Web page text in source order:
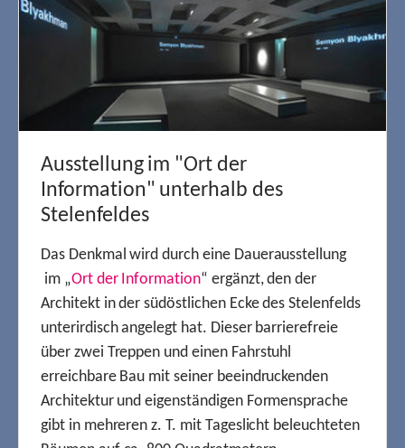
Ausstellung im "Ort der
Information" unterhalb des
Stelenfeldes
Das Denkmal wird durch eine Dauerausstellung
im „Ort der Information“ ergänzt, den der
Architekt in der südöstlichen Ecke des Stelenfelds
unterirdisch angelegt hat. Dieser barrierefreie
über zwei Treppen und einen Fahrstuhl
erreichbare Bau mit seiner beeindruckenden
Architektur und eigenständigen Formensprache
gibt in mehreren z. T. mit Tageslicht beleuchteten